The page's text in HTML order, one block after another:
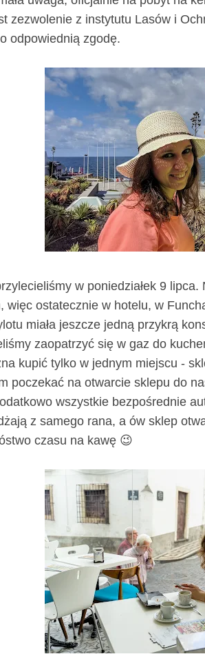
zezwolenie z instytutu Lasów i
odpowiednią zgodę.
w poniedziałek 9
więc ostatecznie w hotelu, w
miała jeszcze jedną przykrą
zaopatrzyć się w gaz do
kupić tylko w jednym miejscu -
poczekać na otwarcie sklepu do
wszystkie bezpośrednie
z samego rana, a ów sklep
czasu na kawę 😉